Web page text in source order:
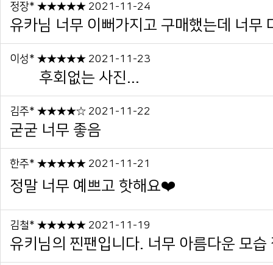
정장* ★★★★★ 2021-11-24
유카님 너무 이뻐가지고 구매했는데 너무
이성* ★★★★★ 2021-11-23
후회없는 사진...
김주* ★★★★☆ 2021-11-22
굳굳 너무 좋음
한주* ★★★★★ 2021-11-21
정말 너무 예쁘고 핫해요❤️
김철* ★★★★★ 2021-11-19
유키님의 찐팬입니다. 너무 아름다운 모습